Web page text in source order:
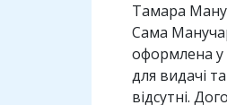
Тамара
Сама
оформлена у
для видачі
відсутні.